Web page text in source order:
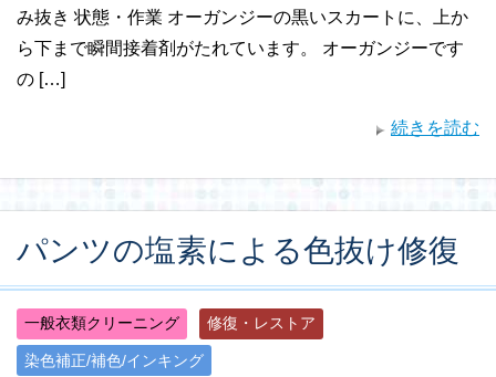
み抜き 状態・作業 オーガンジーの黒いスカートに、上か
ら下まで瞬間接着剤がたれています。 オーガンジーです
の […]
続きを読む
パンツの塩素による色抜け修復
一般衣類クリーニング 修復・レストア
染色補正/補色/インキング